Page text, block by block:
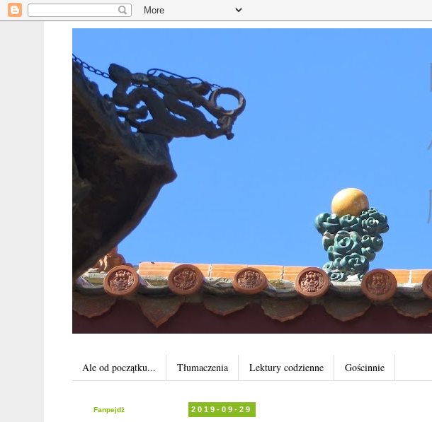
Ale od początku... Tłumaczenia Lektury codzienne Gościnnie
2019-09-29
Fanpejdż